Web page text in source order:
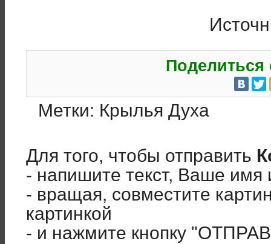
Поделиться
Метки: Крылья Духа
Для того, чтобы отправить
- напишите текст, Ваше имя
- вращая, совместите
картинкой
- и нажмите кнопку